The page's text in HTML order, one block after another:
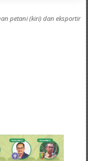
petani (kiri) dan eksportir